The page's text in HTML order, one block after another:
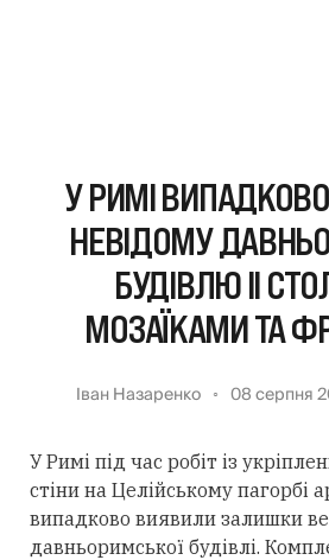
У РИМІ
НЕВІДОМУ
БУДІВЛЮ II
МОЗАЇКАМИ ТА
Іван Назаренко 08 серпня
У Римі під час робіт із
стіни на Целійському пагорбі
випадково виявили залишки
давньоримської будівлі.